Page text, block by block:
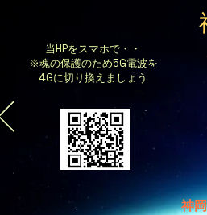
当HPをスマホで・・
※魂の保護のため5G電波を
4Gに切り換えましょう
神